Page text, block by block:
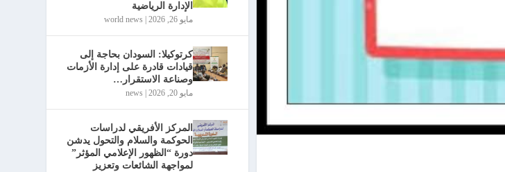
الإدارة الرياضية
مايو 26, 2026 world news
كرتوكيلا: السودان بحاجة إلى
قيادات قادرة على إدارة الأزمات
وصناعة الاستقرار…
مايو 20, 2026 news
المركز الأفريقي لدراسات
الحوكمة والسلام والتحول يدشن
دورة “الظهور الإعلامي المؤثر”
لمواجهة الشائعات وتعزيز